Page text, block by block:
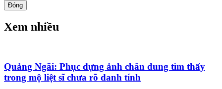
Đóng
Xem nhiều
Quảng Ngãi: Phục dựng ảnh chân dung tìm thấy
trong mộ liệt sĩ chưa rõ danh tính